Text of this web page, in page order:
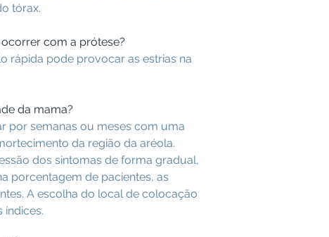
tórax.
com a prótese?
rápida pode provocar as estrias na
da mama?
por semanas ou meses com uma
da região da aréola.
dos sintomas de forma gradual,
porcentagem de pacientes, as
A escolha do local de colocação
índices.